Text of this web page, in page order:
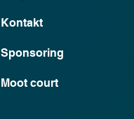
Kontakt
Sponsoring
Moot court